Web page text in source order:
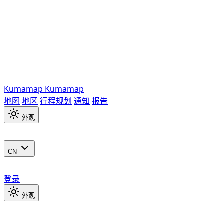
Kumamap Kumamap
地图 地区 行程规划 通知 报告
外观
CN
登录
外观